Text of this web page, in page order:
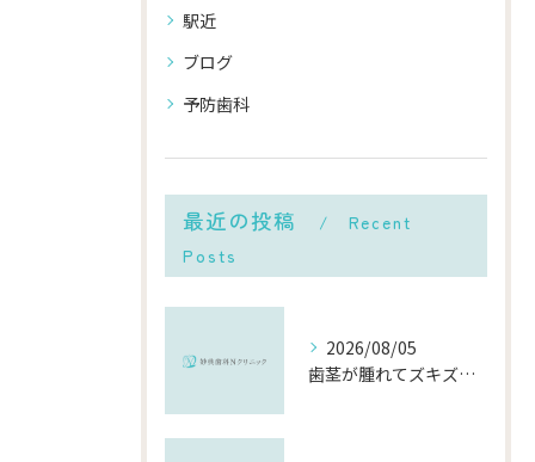
駅近
ブログ
予防歯科
最近の投稿
Recent
Posts
2026/08/05
歯茎が腫れてズキズキ痛む時の応急処置と、早めに受診すべき理由